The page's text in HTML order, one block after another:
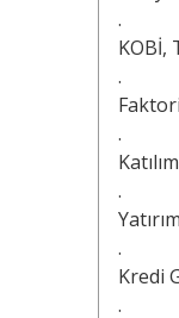
.
KOBİ,
.
.
.
.
Kredi
.